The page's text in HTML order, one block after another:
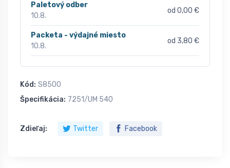
Paletový odber
10.8.
od 0,00 €
Packeta - výdajné miesto
10.8.
od 3,80 €
Kód: S8500
Špecifikácia: 7251/UM 540
Zdieľaj: Twitter Facebook